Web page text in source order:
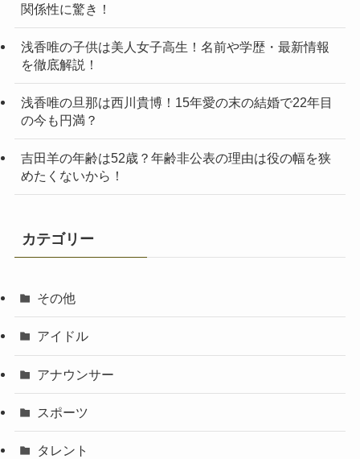
関係性に驚き！
浅香唯の子供は美人女子高生！名前や学歴・最新情報
を徹底解説！
浅香唯の旦那は西川貴博！15年愛の末の結婚で22年目
の今も円満？
吉田羊の年齢は52歳？年齢非公表の理由は役の幅を狭
めたくないから！
カテゴリー
その他
アイドル
アナウンサー
スポーツ
タレント